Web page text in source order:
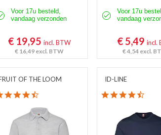
Voor 17u besteld,
vandaag verzonden
€ 19,95incl. BTW
€ 16,49 excl. BTW
Voor 17u
vandaag
€ 5,49 incl.
€ 4,54 excl.
OF THE LOOM ID-LINE